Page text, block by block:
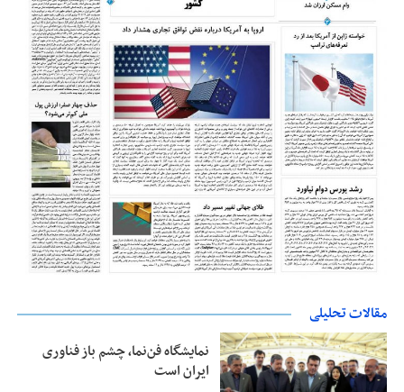
مقالات تحلیلی
نمایشگاه فن‌نما، چشم باز فناوری
ایران است